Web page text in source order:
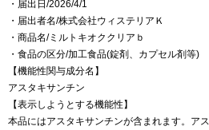
・届出日/2026/4/1
・届出者名/株式会社ウィステリアＫ
・商品名/ミルトキオククリアｂ
・食品の区分/加工食品(錠剤、カプセル剤等)
【機能性関与成分名】
アスタキサンチン
【表示しようとする機能性】
本品にはアスタキサンチンが含まれます。ア